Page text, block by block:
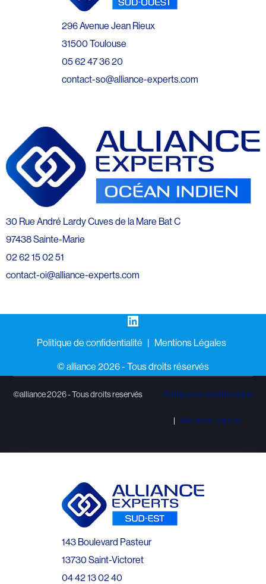
296 Avenue Jean Rieux
31500 Toulouse
05 62 47 36 20
contact-so@alliance-experts.com
30 Rue André Lardy Cuves de la Mare Bat C
97438 Sainte-Marie
02 62 15 02 51
contact-oi@alliance-experts.com
LinkedIn
Politique de confidentialité Mentions Légales
©️ alliance 2026 - Tous droits réservés
©alliance 2026 - Tous droits reservés Politique de confidentialité
Mentions Légales
143 Boulevard Pasteur
13730 Saint-Victoret
04 42 13 02 40